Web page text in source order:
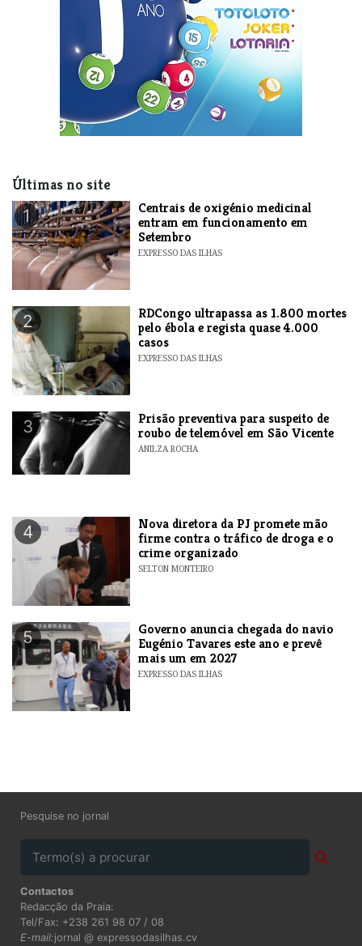
Últimas no site
1
Centrais de oxigénio medicinal
entram em funcionamento em
Setembro
EXPRESSO DAS ILHAS
2
RDCongo ultrapassa as 1.800 mortes
pelo ébola e regista quase 4.000
casos
EXPRESSO DAS ILHAS
3
Prisão preventiva para suspeito de
roubo de telemóvel em São Vicente
ANILZA ROCHA
4
Nova diretora da PJ promete mão
firme contra o tráfico de droga e o
crime organizado
SELTON MONTEIRO
5
Governo anuncia chegada do navio
Eugénio Tavares este ano e prevê
mais um em 2027
EXPRESSO DAS ILHAS
Pesquise no jornal
Contactos
Redacção da Praia:
Tel/Fax: +238 261 98 07 / 08
E-mail:jornal @ expressodasilhas.cv